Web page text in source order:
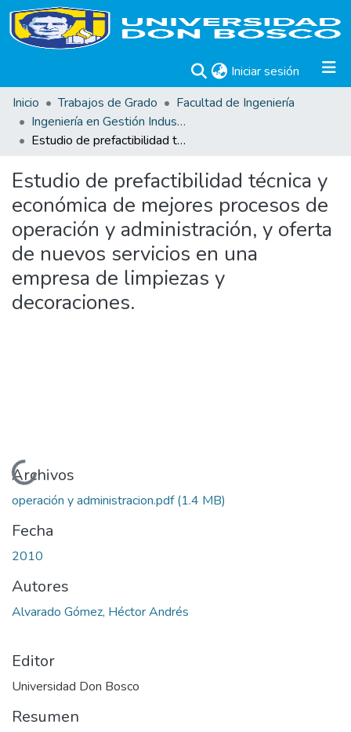
Iniciar sesión (current)
Inicio
Trabajos de Grado
Facultad de Ingeniería
Ingeniería en Gestión Industrial
Estudio de prefactibilidad técnica y económica de mejores procesos de operación y administración, y oferta de nuevos servicios en una empresa de limpiezas y decoraciones.
Estudio de prefactibilidad técnica y
económica de mejores procesos de
operación y administración, y oferta
de nuevos servicios en una
empresa de limpiezas y
decoraciones.
Cargando...
Archivos
operación y administracion.pdf(1.4 MB)
Fecha
2010
Autores
Alvarado Gómez, Héctor Andrés
Editor
Universidad Don Bosco
Resumen